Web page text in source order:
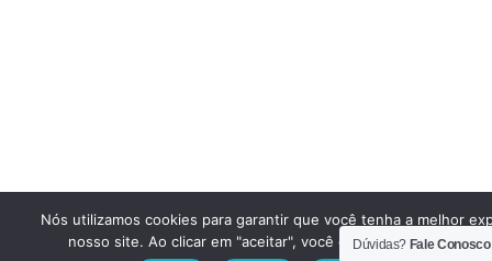
Dúvidas? Fale Conosco
Nós utilizamos cookies para garantir que você tenha a melhor
nosso site. Ao clicar em "aceitar", você concorda em utilizar